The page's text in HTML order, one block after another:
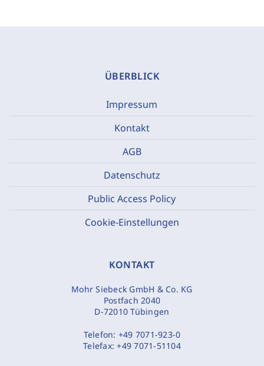
ÜBERBLICK
Impressum
Kontakt
AGB
Datenschutz
Public Access Policy
Cookie-Einstellungen
KONTAKT
Mohr Siebeck GmbH & Co. KG
Postfach 2040
D-72010 Tübingen
Telefon: +49 7071-923-0
Telefax:+49 7071-51104